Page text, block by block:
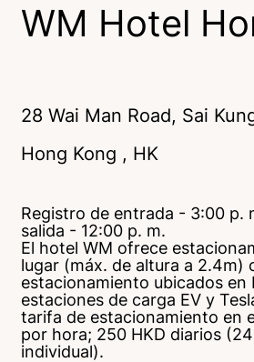
WM Hotel
28 Wai Man Road, Sai
Hong Kong , HK
Registro de entrada - 3:00 p.
salida - 12:00 p. m.
El hotel WM ofrece
lugar (máx. de altura a 2.4m)
estacionamiento ubicados en
estaciones de carga EV y
tarifa de estacionamiento en
por hora; 250 HKD diarios
individual).